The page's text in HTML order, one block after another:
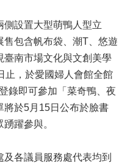
側設置大型萌鴨人型立
售包含帆布袋、潮T、悠遊
南市場文化與文創美學
止，於愛國婦人會館全館
錄即可參加「菜奇鴨、夜
將於5月15日公布於臉書
躍參與。
各議員服務處代表均到